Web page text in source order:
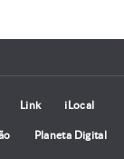
Link iLocal
Planeta Digital